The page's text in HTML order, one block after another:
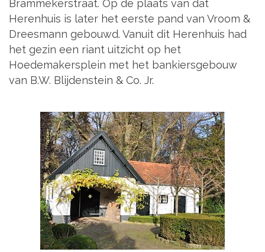
Brammekerstraat. Op de plaats van dat
Herenhuis is later het eerste pand van Vroom &
Dreesmann gebouwd. Vanuit dit Herenhuis had
het gezin een riant uitzicht op het
Hoedemakersplein met het bankiersgebouw
van B.W. Blijdenstein & Co. Jr.